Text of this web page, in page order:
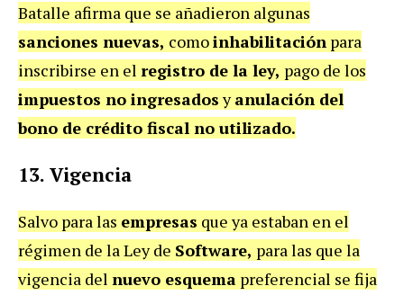
Batalle afirma que se añadieron algunas
sanciones nuevas, comoinhabilitación para
inscribirse en el registro de la ley, pago de los
impuestos no ingresadosyanulación del
bono de crédito fiscal no utilizado.
13. Vigencia
Salvo para las empresas que ya estaban en el
régimen de la Ley de Software, para las que la
vigencia del nuevo esquema preferencial se fija